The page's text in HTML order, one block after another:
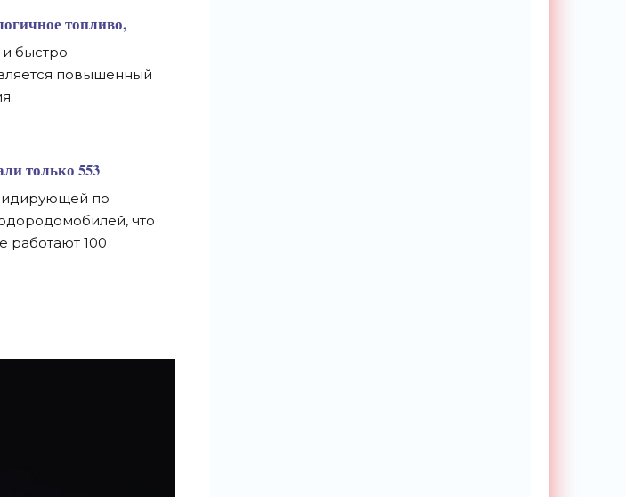
топливо,
быстро
повышенный
только 553
по
что
работают 100